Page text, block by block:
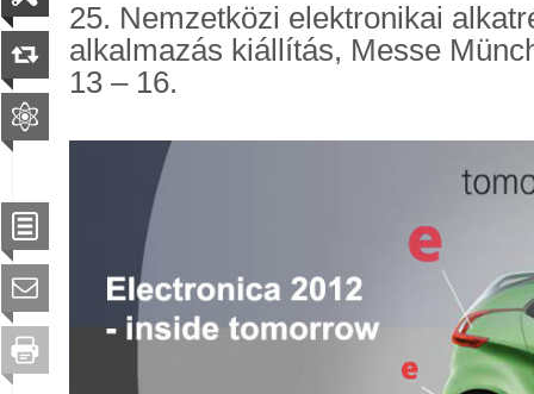
25. Nemzetközi elektronikai
alkalmazás kiállítás, Messe
13 – 16.